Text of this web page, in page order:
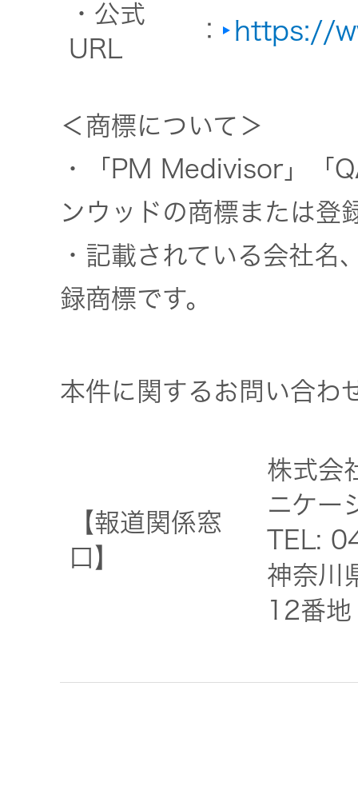
・公式
URL
： https://
＜商標について＞
・「PM Medivisor」「
ンウッドの商標または登
・記載されている会社名
録商標です。
本件に関するお問い合わ
【報道関係窓
口】
株式会
ニケー
TEL:
神奈川
12番地